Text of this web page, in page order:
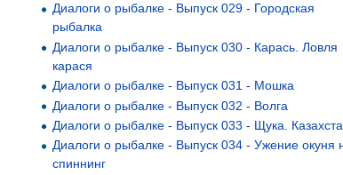
Диалоги о рыбалке - Выпуск 029 - Городская
рыбалка
Диалоги о рыбалке - Выпуск 030 - Карась. Ловля
карася
Диалоги о рыбалке - Выпуск 031 - Мошка
Диалоги о рыбалке - Выпуск 032 - Волга
Диалоги о рыбалке - Выпуск 033 - Щука.
Диалоги о рыбалке - Выпуск 034 - Ужение окуня
спиннинг